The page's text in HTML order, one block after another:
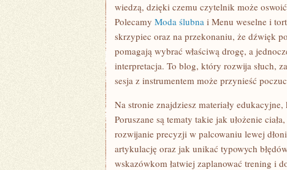
wiedzą, dzięki czemu czytelnik może
Polecamy Moda ślubna i Menu weselne i
skrzypiec oraz na przekonaniu, że dźwięk
pomagają wybrać właściwą drogę, a
interpretacja. To blog, który rozwija słuch,
sesja z instrumentem może przynieść
Na stronie znajdziesz materiały
Poruszane są tematy takie jak ułożenie
rozwijanie precyzji w palcowaniu lewej
artykulację oraz jak unikać typowych
wskazówkom łatwiej zaplanować trening i